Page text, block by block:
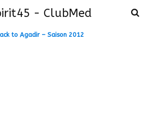
- ClubMed
to Agadir – Saison 2012